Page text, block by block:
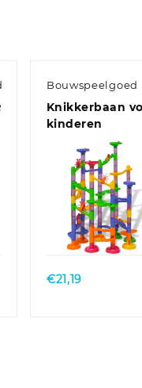
Bouwspeelgoed
Knikkerbaan
kinderen
Quick View
€21,19